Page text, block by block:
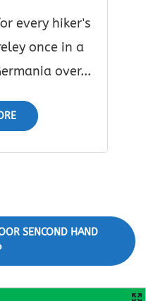
every hiker's
once in a
over...
SENCOND HAND